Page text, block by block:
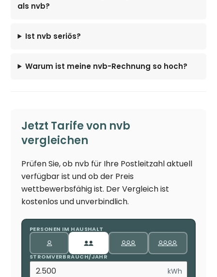
als nvb?
Ist nvb seriös?
Warum ist meine nvb-Rechnung so hoch?
Jetzt Tarife von nvb
vergleichen
Prüfen Sie, ob nvb für Ihre Postleitzahl aktuell
verfügbar ist und ob der Preis
wettbewerbsfähig ist. Der Vergleich ist
kostenlos und unverbindlich.
PERSONEN IM HAUSHALT
STROMVERBRAUCH/JAHR
kWh